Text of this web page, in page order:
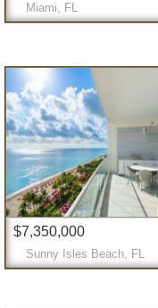
Miami, FL
$7,350,000
Sunny Isles Beach, FL